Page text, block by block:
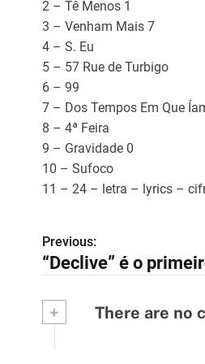
2 – Tê Menos 1
3 – Venham Mais 7
4 – S. Eu
5 – 57 Rue de Turbigo
6 – 99
7 – Dos Tempos Em Que
8 – 4ª Feira
9 – Gravidade 0
10 – Sufoco
11 – 24 – letra – lyrics –
N
a
v
Previous:
“Declive” é o
+ There are no